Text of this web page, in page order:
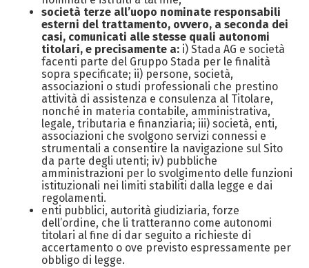
società terze all’uopo nominate responsabili
esterni del trattamento, ovvero, a seconda dei
casi, comunicati alle stesse quali autonomi
titolari, e precisamente a: i) Stada AG e società
facenti parte del Gruppo Stada per le finalità
sopra specificate; ii) persone, società,
associazioni o studi professionali che prestino
attività di assistenza e consulenza al Titolare,
nonché in materia contabile, amministrativa,
legale, tributaria e finanziaria; iii) società, enti,
associazioni che svolgono servizi connessi e
strumentali a consentire la navigazione sul Sito
da parte degli utenti; iv) pubbliche
amministrazioni per lo svolgimento delle funzioni
istituzionali nei limiti stabiliti dalla legge e dai
regolamenti.
enti pubblici, autorità giudiziaria, forze
dell’ordine, che li tratteranno come autonomi
titolari al fine di dar seguito a richieste di
accertamento o ove previsto espressamente per
obbligo di legge.